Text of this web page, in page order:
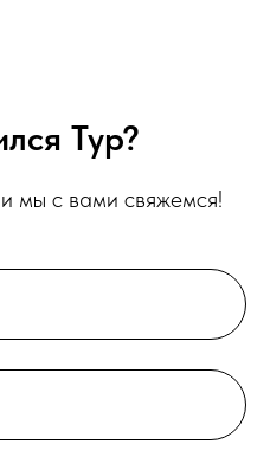
Тур?
и мы с вами свяжемся!